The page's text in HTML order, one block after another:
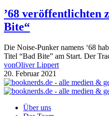
’68 veröffentlichten
Bite“
Die Noise-Punker namens ‘68
Titel “Bad Bite” am Start. Der
vonOliver Lippert
20. Februar 2021
Über uns